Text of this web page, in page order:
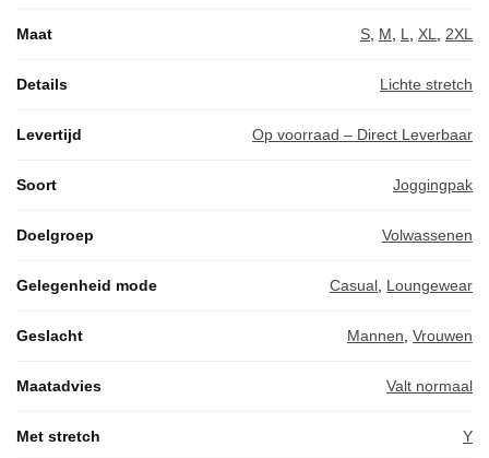
Maat S M L XL 2XL
Details Lichte stretch
Levertijd Op voorraad – Direct Leverbaar
Soort Joggingpak
Doelgroep Volwassenen
Gelegenheid mode Casual Loungewear
Geslacht Mannen Vrouwen
Maatadvies Valt normaal
Met stretch Y